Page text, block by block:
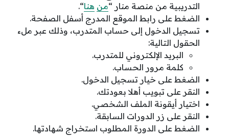
التدريبية من منصة منار “من هنا“.
الضغط على رابط الموقع المدرج أسفل الصفحة.
تسجيل الدخول إلى حساب المتدرب، وذلك عبر ملء
الحقول التالية:
البريد الإلكتروني للمتدرب.
كلمة مرور الحساب.
الضغط على خيار تسجيل الدخول.
النقر على تبويب أهلا بعودتك.
اختيار أيقونة الملف الشخصي.
النقر على زر الدورات السابقة.
الضغط على الدورة المطلوب استخراج شهادتها.